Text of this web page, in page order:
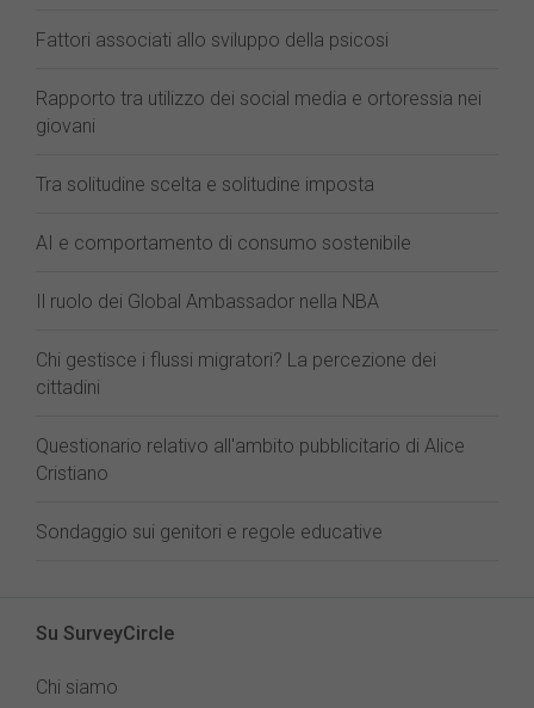
Fattori associati allo sviluppo della psicosi
Rapporto tra utilizzo dei social media e ortoressia nei
giovani
Tra solitudine scelta e solitudine imposta
AI e comportamento di consumo sostenibile
Il ruolo dei Global Ambassador nella NBA
Chi gestisce i flussi migratori? La percezione dei
cittadini
Questionario relativo all'ambito pubblicitario di Alice
Cristiano
Sondaggio sui genitori e regole educative
Su SurveyCircle
Chi siamo